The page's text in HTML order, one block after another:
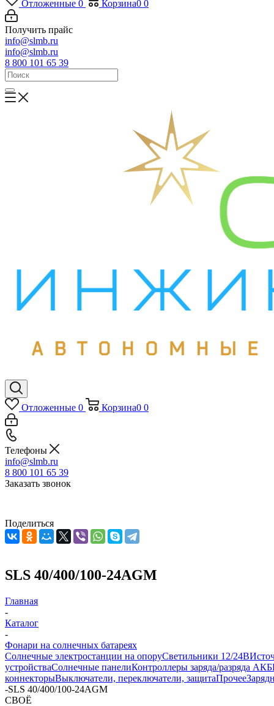
Отложенные 0 Корзина0 0
Получить прайс
info@slmb.ru
info@slmb.ru
8 800 101 65 39
Отложенные 0 Корзина0 0
Телефоны
info@slmb.ru
8 800 101 65 39
Заказать звонок
Поделиться
SLS 40/400/100-24AGM
Главная
-
Каталог
-
Фонари на солнечных батареях
Солнечные электростанции на опоруСветильники 12/24В
устройстваСолнечные панелиКонтроллеры заряда/разряда АКБ
коннекторыВыключатели, переключатели, защитаПрочее
-SLS 40/400/100-24AGM
СВОЁ